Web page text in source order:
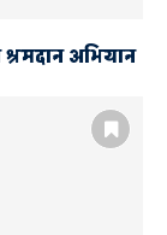
अभियान